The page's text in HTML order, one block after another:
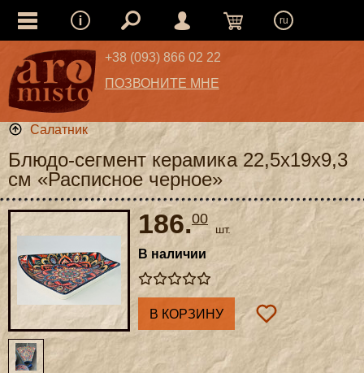
ru
+38 (093) 866 02 22
ПОЗВОНИТЕ МНЕ
Салатник
Блюдо-сегмент керамика 22,5x19x9,3
см «Расписное черное»
186.00
шт.
В наличии
В КОРЗИНУ